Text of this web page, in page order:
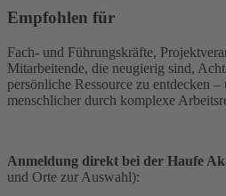
Empfohlen für
Fach- und Führungskräfte,
Mitarbeitende, die neugierig sind,
persönliche Ressource zu entdecken
menschlicher durch komplexe
Anmeldung direkt bei der Haufe
und Orte zur Auswahl):